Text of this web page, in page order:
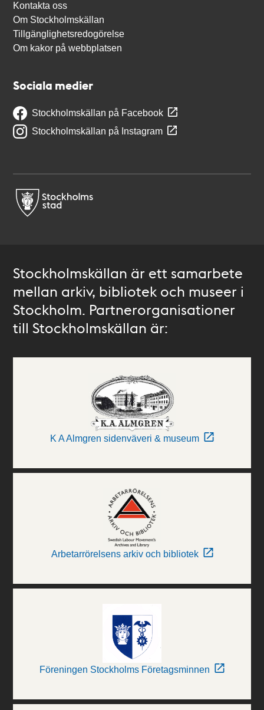
Kontakta oss
Om Stockholmskällan
Tillgänglighetsredogörelse
Om kakor på webbplatsen
Sociala medier
Stockholmskällan på Facebook
Stockholmskällan på Instagram
Stockholmskällan är ett samarbete
mellan arkiv, bibliotek och museer i
Stockholm. Partnerorganisationer
till Stockholmskällan är:
K A Almgren sidenväveri & museum
Arbetarrörelsens arkiv och bibliotek
Föreningen Stockholms Företagsminnen